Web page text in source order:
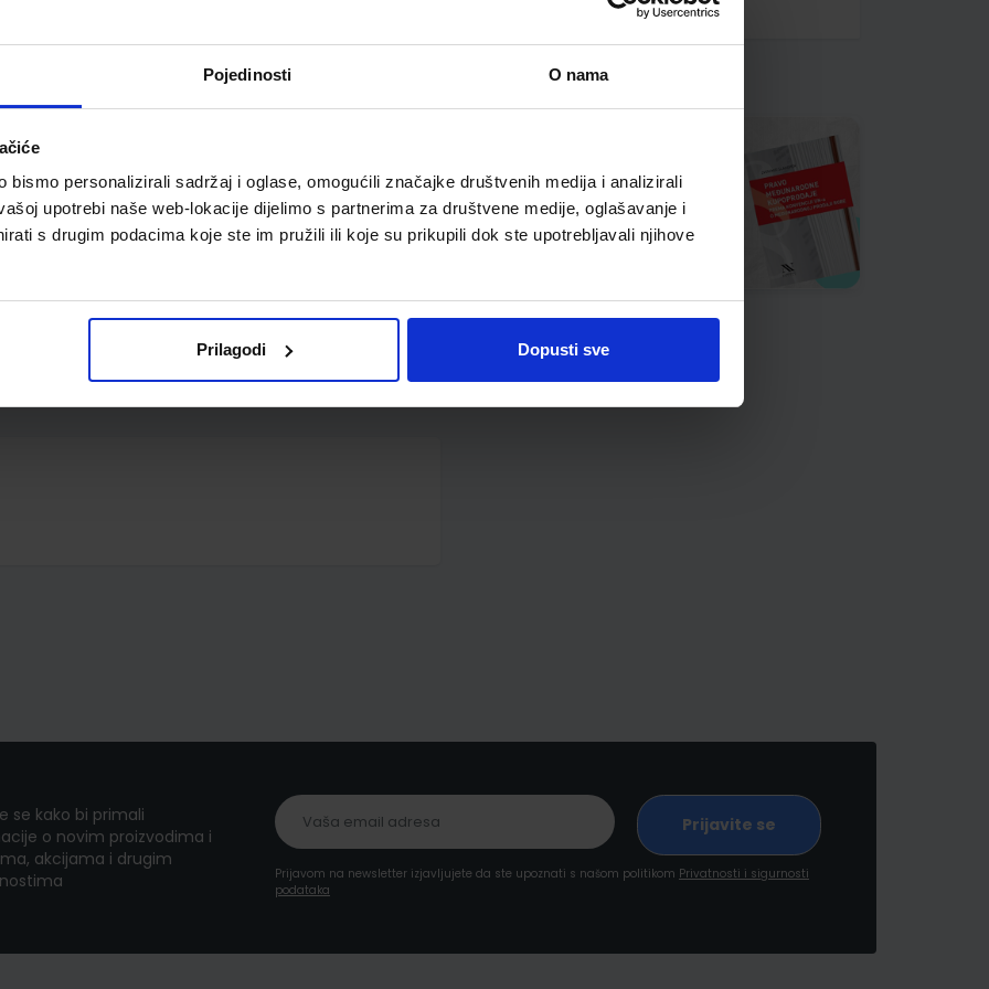
Pojedinosti O nama
bismo personalizirali sadržaj i oglase, omogućili značajke društvenih medija i analizirali
upotrebi naše web-lokacije dijelimo s partnerima za društvene medije, oglašavanje i
s drugim podacima koje ste im pružili ili koje su prikupili dok ste upotrebljavali njihove
Prilagodi Dopusti sve
that ensures exam success and encourages
creative games and activities. With a strong focus
through interactive learning, Bright Ideas offers
of innovative content and familiar topics.
promote the development of 21st century skills in
the classroom with the 'real world' and encourages
collaboration. The comprehensive package of
traditional methods of learning with exciting new
teaching situations.
se kako bi primali
o novim proizvodima i
akcijama i drugim
Prijavom na newsletter izjavljujete da ste upoznati s našom politikom Privatnosti i sigurnosti
podataka